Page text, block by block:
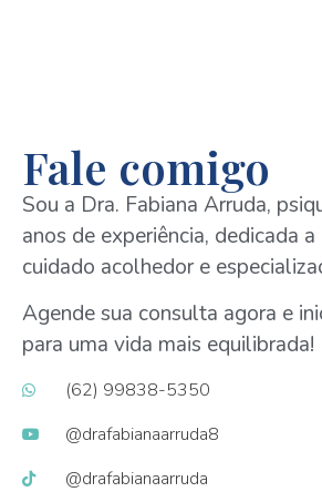
Fale comigo
Sou a Dra. Fabiana Arruda,
anos de experiência, dedicada
cuidado acolhedor e
Agende sua consulta agora e
para uma vida mais equilibrada!
(62) 99838-5350
@drafabianaarruda8
@drafabianaarruda